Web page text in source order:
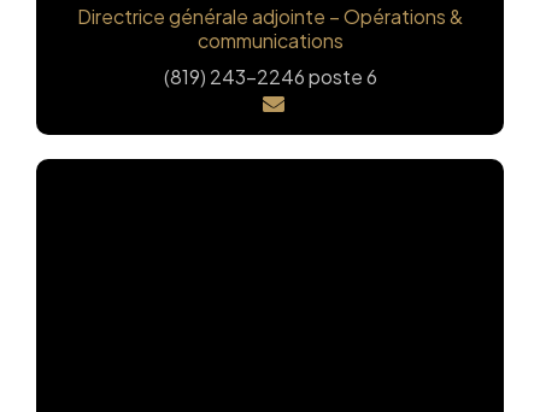
Directrice générale adjointe – Opérations &
communications
(819) 243-2246 poste 6